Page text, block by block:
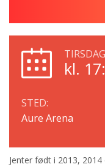
kl.
STED:
Aure Arena
Jenter født i 2013,